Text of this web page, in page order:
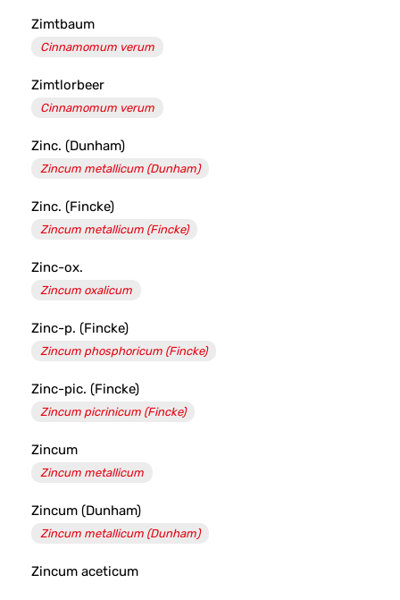
Zimtbaum
Cinnamomum verum
Zimtlorbeer
Cinnamomum verum
Zinc. (Dunham)
Zincum metallicum (Dunham)
Zinc. (Fincke)
Zincum metallicum (Fincke)
Zinc-ox.
Zincum oxalicum
Zinc-p. (Fincke)
Zincum phosphoricum (Fincke)
Zinc-pic. (Fincke)
Zincum picrinicum (Fincke)
Zincum
Zincum metallicum
Zincum (Dunham)
Zincum metallicum (Dunham)
Zincum aceticum